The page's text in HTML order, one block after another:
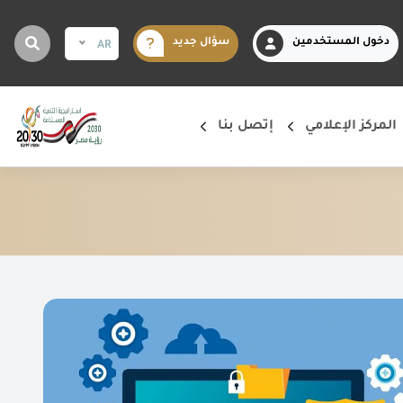
دخول المستخدمين سؤال جديد AR
المركز الإعلامي إتصل بنا